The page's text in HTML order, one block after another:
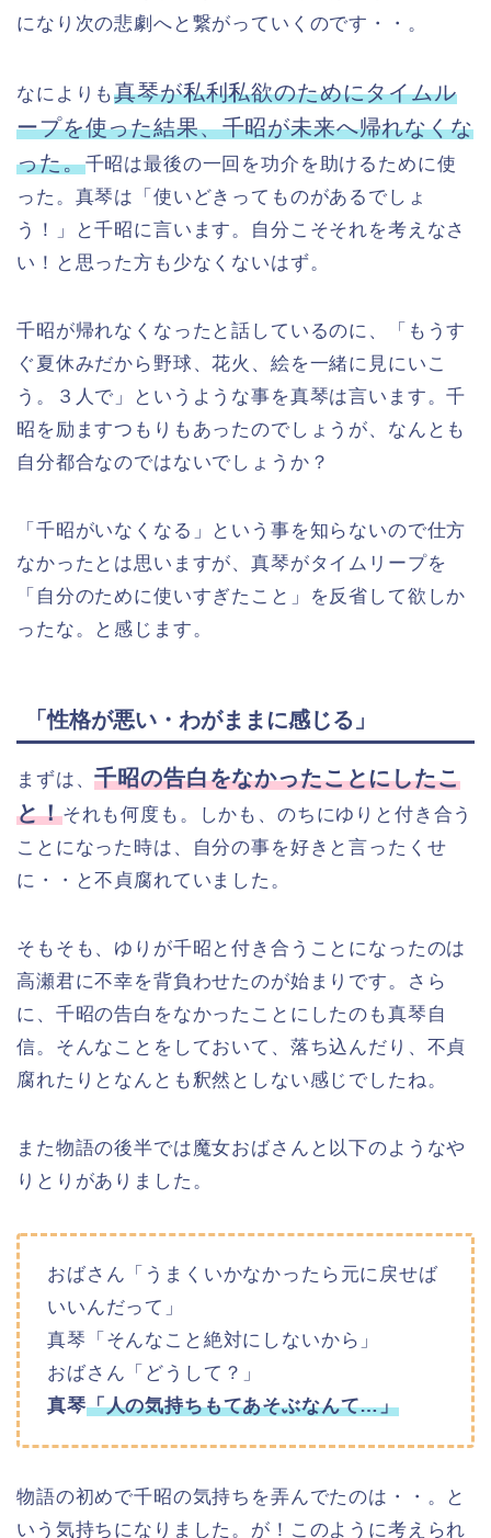
になり次の悲劇へと繋がっていくのです・・。
なによりも真琴が私利私欲のためにタイムル
ープを使った結果、千昭が未来へ帰れなくな
った。千昭は最後の一回を功介を助けるために使
った。真琴は「使いどきってものがあるでしょ
う！」と千昭に言います。自分こそそれを考えなさ
い！と思った方も少なくないはず。
千昭が帰れなくなったと話しているのに、「もうす
ぐ夏休みだから野球、花火、絵を一緒に見にいこ
う。３人で」というような事を真琴は言います。千
昭を励ますつもりもあったのでしょうが、なんとも
自分都合なのではないでしょうか？
「千昭がいなくなる」という事を知らないので仕方
なかったとは思いますが、真琴がタイムリープを
「自分のために使いすぎたこと」を反省して欲しか
ったな。と感じます。
「性格が悪い・わがままに感じる」
まずは、千昭の告白をなかったことにしたこ
と！それも何度も。しかも、のちにゆりと付き合う
ことになった時は、自分の事を好きと言ったくせ
に・・と不貞腐れていました。
そもそも、ゆりが千昭と付き合うことになったのは
高瀬君に不幸を背負わせたのが始まりです。さら
に、千昭の告白をなかったことにしたのも真琴自
信。そんなことをしておいて、落ち込んだり、不貞
腐れたりとなんとも釈然としない感じでしたね。
また物語の後半では魔女おばさんと以下のようなや
りとりがありました。
おばさん「うまくいかなかったら元に戻せば
いいんだって」
真琴「そんなこと絶対にしないから」
おばさん「どうして？」
真琴「人の気持ちもてあそぶなんて…」
物語の初めで千昭の気持ちを弄んでたのは・・。と
いう気持ちになりました。が！このように考えられ